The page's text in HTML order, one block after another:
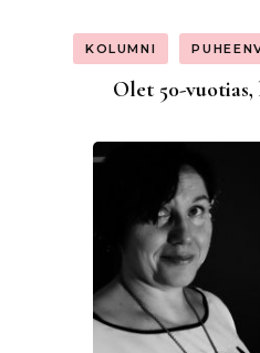
KOLUMNI
Olet 50-